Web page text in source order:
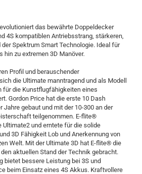
das bewährte Doppeldecker
4S kompatiblen Antriebsstrang, stärkeren,
Spektrum Smart Technologie. Ideal für
hin zu extremen 3D Manöver.
Profil und berauschender
die Ultimate manntragend und als Modell
für die Kunstflugfähigkeiten eines
Gordon Price hat die erste 10 Dash
Jahre gebaut und mit der 10-300 an der
teilgenommen. E-flite®
und erntete für die solide
3D Fähigkeit Lob und Anerkennung von
Welt. Mit der Ultimate 3D hat E-flite® die
aktuellen Stand der Technik gebracht.
bietet bessere Leistung bei 3S und
beim Einsatz eines 4S Akkus. Kraftvollere